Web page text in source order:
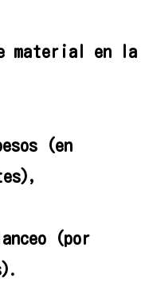
material en la
(en
(por